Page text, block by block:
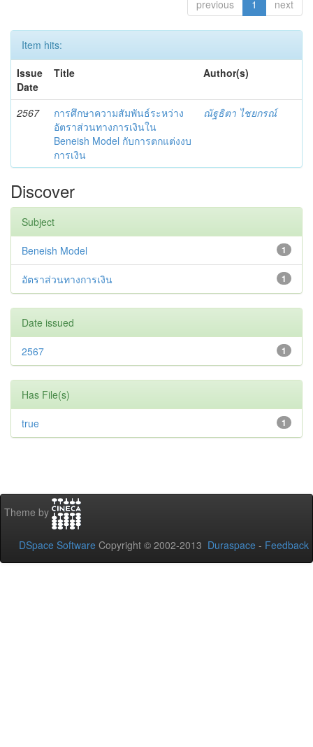
previous 1 next
Item hits:
Issue
Date
Title Author(s)
2567
การศึกษาความสัมพันธ์ระหว่าง
อัตราส่วนทางการเงินใน
Beneish Model กับการตกแต่งงบ
การเงิน
ณัฐธิตา ไชยกรณ์
Discover
Subject
1
Beneish Model
1
อัตราส่วนทางการเงิน
Date issued
1
2567
Has File(s)
1
true
Theme by
DSpace Software Copyright © 2002-2013 Duraspace - Feedback